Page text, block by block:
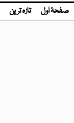
صفحۂ اول تازہ ترین